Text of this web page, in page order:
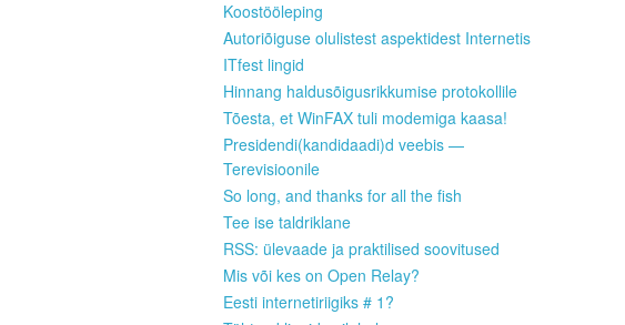
Koostööleping
Autoriõiguse olulistest aspektidest Internetis
ITfest lingid
Hinnang haldusõigusrikkumise protokollile
Tõesta, et WinFAX tuli modemiga kaasa!
Presidendi(kandidaadi)d veebis —
Terevisioonile
So long, and thanks for all the fish
Tee ise taldriklane
RSS: ülevaade ja praktilised soovitused
Mis või kes on Open Relay?
Eesti internetiriigiks # 1?